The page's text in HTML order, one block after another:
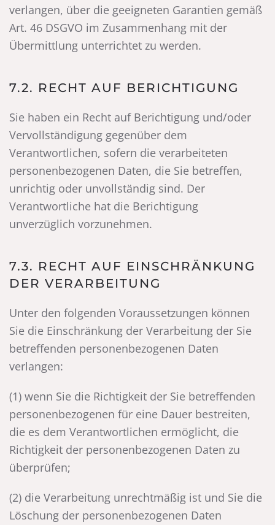
verlangen, über die geeigneten Garantien gemäß
Art. 46 DSGVO im Zusammenhang mit der
Übermittlung unterrichtet zu werden.
7.2. RECHT AUF BERICHTIGUNG
Sie haben ein Recht auf Berichtigung und/oder
Vervollständigung gegenüber dem
Verantwortlichen, sofern die verarbeiteten
personenbezogenen Daten, die Sie betreffen,
unrichtig oder unvollständig sind. Der
Verantwortliche hat die Berichtigung
unverzüglich vorzunehmen.
7.3. RECHT AUF EINSCHRÄNKUNG
DER VERARBEITUNG
Unter den folgenden Voraussetzungen können
Sie die Einschränkung der Verarbeitung der Sie
betreffenden personenbezogenen Daten
verlangen:
(1) wenn Sie die Richtigkeit der Sie betreffenden
personenbezogenen für eine Dauer bestreiten,
die es dem Verantwortlichen ermöglicht, die
Richtigkeit der personenbezogenen Daten zu
überprüfen;
(2) die Verarbeitung unrechtmäßig ist und Sie die
Löschung der personenbezogenen Daten